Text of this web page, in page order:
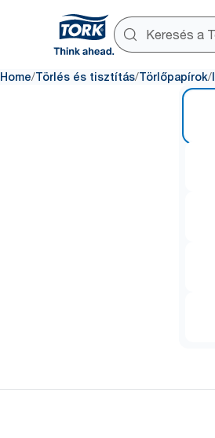
Home/Törlés és tisztítás/Törlőpapírok/